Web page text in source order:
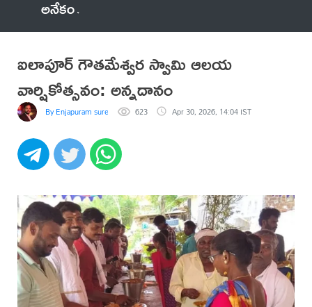
అనేకం
ఐలాపూర్ గౌతమేశ్వర స్వామి ఆలయ
వార్షికోత్సవం: అన్నదానం
By Enjapuram surendhar 623 Apr 30, 2026, 14:04 IST